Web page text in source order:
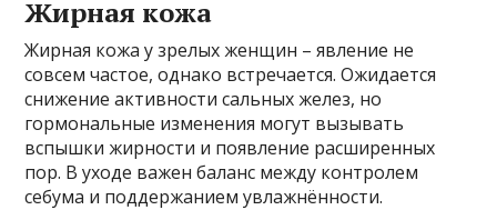
Жирная кожа
Жирная кожа у зрелых женщин – явление не
совсем частое, однако встречается. Ожидается
снижение активности сальных желез, но
гормональные изменения могут вызывать
вспышки жирности и появление расширенных
пор. В уходе важен баланс между контролем
себума и поддержанием увлажнённости.